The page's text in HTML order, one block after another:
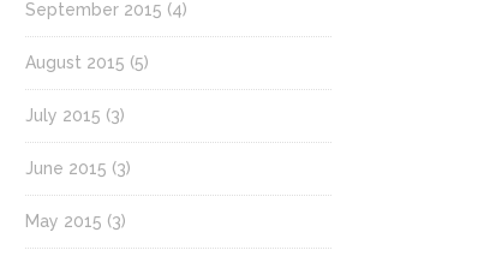
September 2015 (4)
August 2015 (5)
July 2015 (3)
June 2015 (3)
May 2015 (3)